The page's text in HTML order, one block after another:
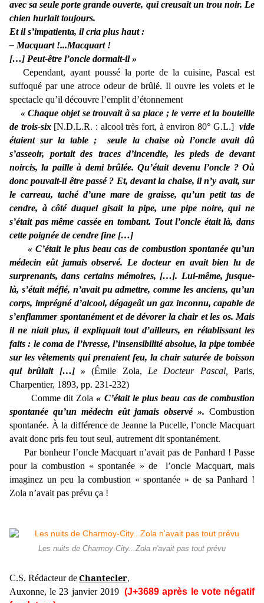
avec sa seule porte grande ouverte, qui creusait un trou noir. Le
chien hurlait toujours.
Et il s’impatienta, il cria plus haut :
‒ Macquart !...Macquart !
[…] Peut-être l’oncle dormait-il »
Cependant, ayant poussé la porte de la cuisine, Pascal est
suffoqué par une atroce odeur de brûlé. Il ouvre les volets et le
spectacle qu’il découvre l’emplit d’étonnement
« Chaque objet se trouvait à sa place ; le verre et la bouteille
de trois-six [N.D.L.R. : alcool très fort, à environ 80° G.L.] vide
étaient sur la table ; seule la chaise où l’oncle avait dû
s’asseoir, portait des traces d’incendie, les pieds de devant
noircis, la paille à demi brûlée. Qu’était devenu l’oncle ? Où
donc pouvait-il être passé ? Et, devant la chaise, il n’y avait, sur
le carreau, taché d’une mare de graisse, qu’un petit tas de
cendre, à côté duquel gisait la pipe, une pipe noire, qui ne
s’était pas même cassée en tombant. Tout l’oncle était là, dans
cette poignée de cendre fine […]
« C’était le plus beau cas de combustion spontanée qu’un
médecin eût jamais observé. Le docteur en avait bien lu de
surprenants, dans certains mémoires, […]. Lui-même, jusque-
là, s’était méfié, n’avait pu admettre, comme les anciens, qu’un
corps, imprégné d’alcool, dégageât un gaz inconnu, capable de
s’enflammer spontanément et de dévorer la chair et les os. Mais
il ne niait plus, il expliquait tout d’ailleurs, en rétablissant les
faits : le coma de l’ivresse, l’insensibilité absolue, la pipe tombée
sur les vêtements qui prenaient feu, la chair saturée de boisson
qui brûlait […] » (Émile Zola, Le Docteur Pascal, Paris,
Charpentier, 1893, pp. 231-232)
Comme dit Zola « C’était le plus beau cas de combustion
spontanée qu’un médecin eût jamais observé ». Combustion
spontanée. À la différence de Jeanne la Pucelle, l’oncle Macquart
avait donc pris feu tout seul, autrement dit spontanément.
Par bonheur l’oncle Macquart n’avait pas de Panhard ! Passe
pour la combustion « spontanée » de l’oncle Macquart, mais
imaginez un peu la combustion « spontanée » de sa Panhard !
Zola n’avait pas prévu ça !
Les nuits de Charmoy-City...Zola n'avait pas tout prévu
C.S. Rédacteur deChantecler,
Auxonne, le 23 janvier 2019 (J+3689 après le vote négatif